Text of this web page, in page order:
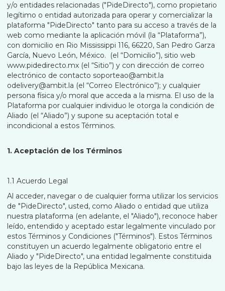
y/o entidades relacionadas ("PideDirecto"), como propietario
legítimo o entidad autorizada para operar y comercializar la
plataforma "PideDirecto" tanto para su acceso a través de la
web como mediante la aplicación móvil (la “Plataforma”),
con domicilio en Rio Mississippi 116, 66220, San Pedro Garza
García, Nuevo León, México. (el “Domicilio”), sitio web
www.pidedirecto.mx (el “Sitio”) y con dirección de correo
electrónico de contacto soporteao@ambit.la
odelivery@ambit.la (el “Correo Electrónico”); y cualquier
persona física y/o moral que acceda a la misma. El uso de la
Plataforma por cualquier individuo le otorga la condición de
Aliado (el “Aliado”) y supone su aceptación total e
incondicional a estos Términos.
1. Aceptación de los Términos
1.1 Acuerdo Legal
Al acceder, navegar o de cualquier forma utilizar los servicios
de "PideDirecto", usted, como Aliado o entidad que utiliza
nuestra plataforma (en adelante, el "Aliado"), reconoce haber
leído, entendido y aceptado estar legalmente vinculado por
estos Términos y Condiciones ("Términos"). Estos Términos
constituyen un acuerdo legalmente obligatorio entre el
Aliado y "PideDirecto", una entidad legalmente constituida
bajo las leyes de la República Mexicana.